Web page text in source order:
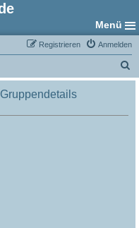
Menü
Anmelden
Registrieren
u